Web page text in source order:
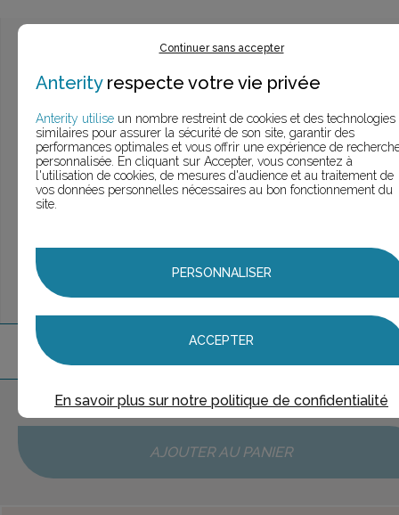
Ce n’est pas exactement ce que je recherche
> Voir larecherche rapide
> Voir la
recherche approfondie
> Voir larecherche personnalisée
marque
Aucune marque sélectionnée
AJOUTER AU PANIER
Continuer sans accepter
Anterityrespecte votre vie privée
Anterity utilise un nombre restreint de cookies et des technologies
similaires pour assurer la sécurité de son site, garantir des
performances optimales et vous offrir une expérience de
personnalisée. En cliquant sur Accepter, vous consentez à
l'utilisation de cookies, de mesures d'audience et au traitement de
vos données personnelles nécessaires au bon fonctionnement du
site.
PERSONNALISER
ACCEPTER
En savoir plus sur notre politique de confidentialité